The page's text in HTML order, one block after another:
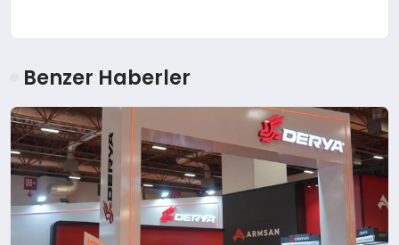
Benzer Haberler